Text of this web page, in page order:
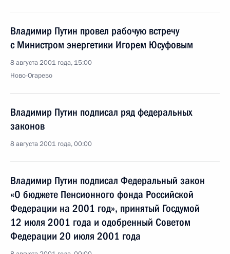
Владимир Путин провел рабочую встречу
с Министром энергетики Игорем Юсуфовым
8 августа 2001 года, 15:00
Ново-Огарево
Владимир Путин подписал ряд федеральных
законов
8 августа 2001 года, 00:00
Владимир Путин подписал Федеральный закон
«О бюджете Пенсионного фонда Российской
Федерации на 2001 год», принятый Госдумой
12 июля 2001 года и одобренный Советом
Федерации 20 июля 2001 года